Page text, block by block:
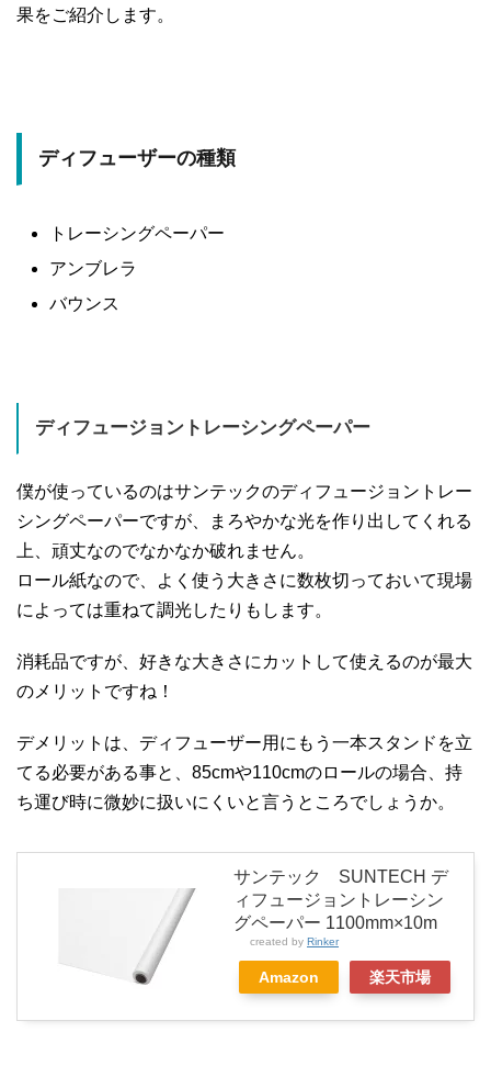
果をご紹介します。
ディフューザーの種類
トレーシングペーパー
アンブレラ
バウンス
ディフュージョントレーシングペーパー
僕が使っているのはサンテックのディフュージョントレー
シングペーパーですが、まろやかな光を作り出してくれる
上、頑丈なのでなかなか破れません。
ロール紙なので、よく使う大きさに数枚切っておいて現場
によっては重ねて調光したりもします。
消耗品ですが、好きな大きさにカットして使えるのが最大
のメリットですね！
デメリットは、ディフューザー用にもう一本スタンドを立
てる必要がある事と、85cmや110cmのロールの場合、持
ち運び時に微妙に扱いにくいと言うところでしょうか。
サンテック SUNTECH デ
ィフュージョントレーシン
グペーパー 1100mm×10m
created by Rinker
Amazon 楽天市場